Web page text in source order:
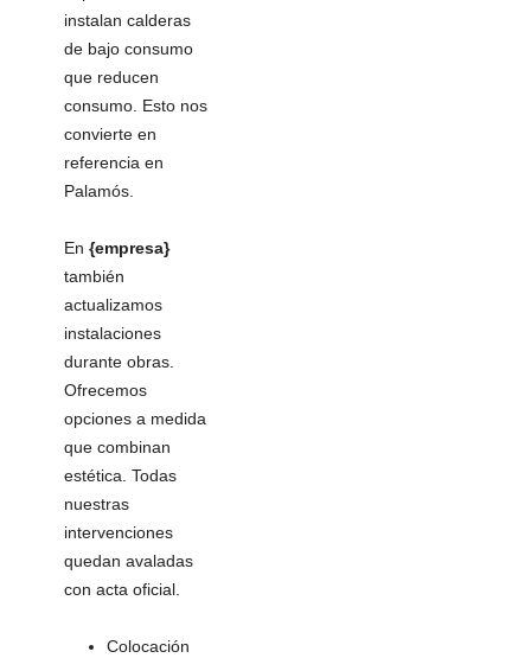
instalan calderas
de bajo consumo
que reducen
consumo. Esto nos
convierte en
referencia en
Palamós.
En {empresa}
también
actualizamos
instalaciones
durante obras.
Ofrecemos
opciones a medida
que combinan
estética. Todas
nuestras
intervenciones
quedan avaladas
con acta oficial.
Colocación